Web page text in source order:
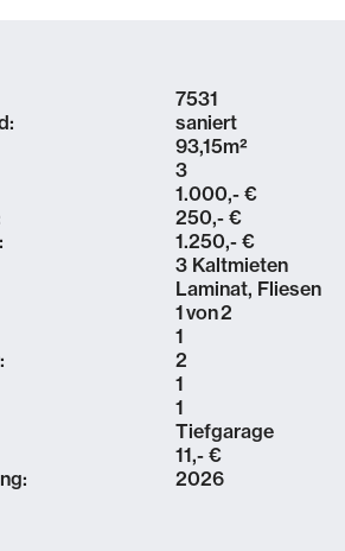
7531
saniert
93,15m²
3
1.000,- €
250,- €
1.250,- €
3 Kaltmieten
Laminat, Fliesen
1von2
1
2
1
1
Tiefgarage
11,- €
2026